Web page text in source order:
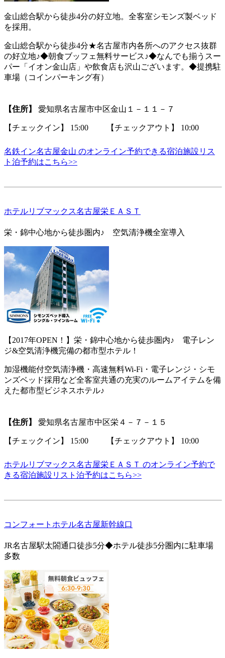
金山総合駅から徒歩4分の好立地。全客室シモンズ製ベッド
を採用。
金山総合駅から徒歩4分★名古屋市内各所へのアクセス抜群
の好立地♪◆朝食ブッフェ無料サービス♪◆なんでも揃うスー
パー「イオン金山店」や飲食店も沢山ございます。◆提携駐
車場（コインパーキング有）
【住所】 愛知県名古屋市中区金山１－１１－７
【チェックイン】 15:00 【チェックアウト】 10:00
名鉄イン名古屋金山 のオンライン予約できる宿泊施設リス
ト泊予約はこちら>>
ホテルリブマックス名古屋栄ＥＡＳＴ
栄・錦中心地から徒歩圏内♪ 空気清浄機全室導入
【2017年OPEN！】栄・錦中心地から徒歩圏内♪ 電子レン
ジ&空気清浄機完備の都市型ホテル！
加湿機能付空気清浄機・高速無料Wi-Fi・電子レンジ・シモ
ンズベッド採用など全客室共通の充実のルームアイテムを備
えた都市型ビジネスホテル♪
【住所】 愛知県名古屋市中区栄４－７－１５
【チェックイン】 15:00 【チェックアウト】 10:00
ホテルリブマックス名古屋栄ＥＡＳＴ のオンライン予約で
きる宿泊施設リスト泊予約はこちら>>
コンフォートホテル名古屋新幹線口
JR名古屋駅太閤通口徒歩5分◆ホテル徒歩5分圏内に駐車場
多数